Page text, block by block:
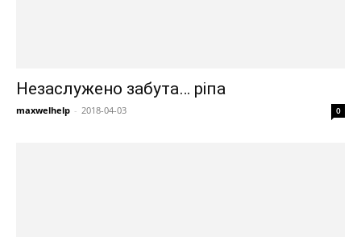
Незаслужено забута… ріпа
maxwelhelp - 2018-04-03 0